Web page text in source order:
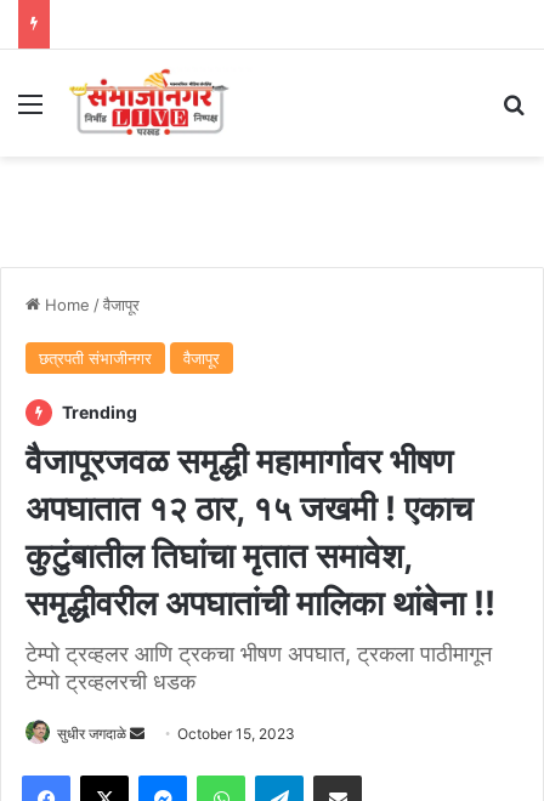
Menu
Home /वैजापूर
छत्रपती संभाजीनगर वैजापूर
Trending
वैजापूरजवळ समृद्धी महामार्गावर भीषण
अपघातात १२ ठार, १५ जखमी ! एकाच
कुटुंबातील तिघांचा मृतात समावेश,
समृद्धीवरील अपघातांची मालिका थांबेना !!
टेम्पो ट्रव्हलर आणि ट्रकचा भीषण अपघात, ट्रकला पाठीमागून
टेम्पो ट्रव्हलरची धडक
सुधीर जगदाळे
Send
email
October 15, 2023
Facebook
X MessengerWhatsAppTelegramShare via Email